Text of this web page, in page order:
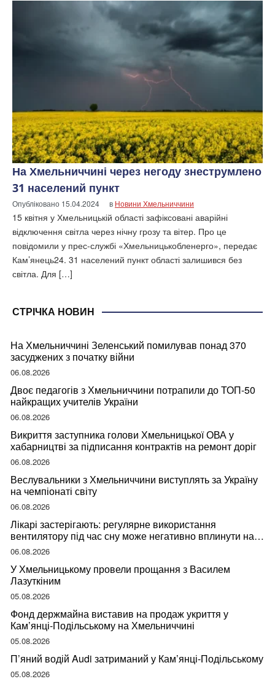
На Хмельниччині через негоду знеструмлено
31 населений пункт
Опубліковано 15.04.2024 в Новини Хмельниччини
15 квітня у Хмельницькій області зафіксовані аварійні
відключення світла через нічну грозу та вітер. Про це
повідомили у прес-службі «Хмельницькобленерго», передає
Кам’янець24. 31 населений пункт області залишився без
світла. Для […]
СТРІЧКА НОВИН
На Хмельниччині Зеленський помилував понад 370
засуджених з початку війни
06.08.2026
Двоє педагогів з Хмельниччини потрапили до ТОП-50
найкращих учителів України
06.08.2026
Викриття заступника голови Хмельницької ОВА у
хабарництві за підписання контрактів на ремонт доріг
06.08.2026
Веслувальники з Хмельниччини виступлять за Україну
на чемпіонаті світу
06.08.2026
Лікарі застерігають: регулярне використання
вентилятору під час сну може негативно вплинути на
ваше здоров’я
06.08.2026
У Хмельницькому провели прощання з Василем
Лазуткіним
05.08.2026
Фонд держмайна виставив на продаж укриття у
Кам’янці-Подільському на Хмельниччині
05.08.2026
П’яний водій Audi затриманий у Кам’янці-Подільському
05.08.2026